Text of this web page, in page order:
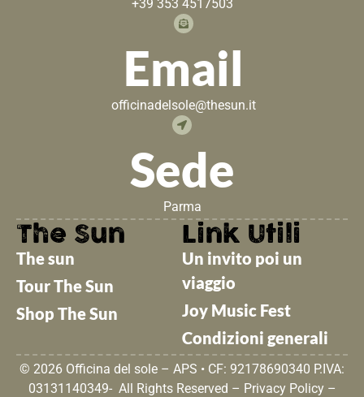
+39 353 4517503
Email
officinadelsole@thesun.it
Sede
Parma
The Sun
The sun
Tour The Sun
Shop The Sun
Link Utili
Un invito poi un
viaggio
Joy Music Fest
Condizioni generali
© 2026 Officina del sole – APS • CF: 92178690340 P.IVA:
03131140349- All Rights Reserved – Privacy Policy–